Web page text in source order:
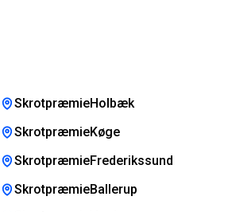
SkrotpræmieHolbæk
SkrotpræmieKøge
SkrotpræmieFrederikssund
SkrotpræmieBallerup